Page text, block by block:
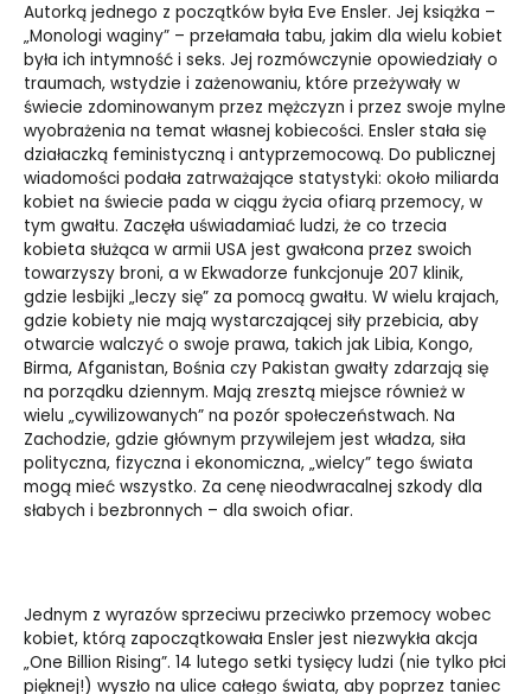
Autorką jednego z początków była Eve Ensler. Jej książka –
„Monologi waginy” – przełamała tabu, jakim dla wielu kobiet
była ich intymność i seks. Jej rozmówczynie opowiedziały o
traumach, wstydzie i zażenowaniu, które przeżywały w
świecie zdominowanym przez mężczyzn i przez swoje mylne
wyobrażenia na temat własnej kobiecości. Ensler stała się
działaczką feministyczną i antyprzemocową. Do publicznej
wiadomości podała zatrważające statystyki: około miliarda
kobiet na świecie pada w ciągu życia ofiarą przemocy, w
tym gwałtu. Zaczęła uświadamiać ludzi, że co trzecia
kobieta służąca w armii USA jest gwałcona przez swoich
towarzyszy broni, a w Ekwadorze funkcjonuje 207 klinik,
gdzie lesbijki „leczy się” za pomocą gwałtu. W wielu krajach,
gdzie kobiety nie mają wystarczającej siły przebicia, aby
otwarcie walczyć o swoje prawa, takich jak Libia, Kongo,
Birma, Afganistan, Bośnia czy Pakistan gwałty zdarzają się
na porządku dziennym. Mają zresztą miejsce również w
wielu „cywilizowanych” na pozór społeczeństwach. Na
Zachodzie, gdzie głównym przywilejem jest władza, siła
polityczna, fizyczna i ekonomiczna, „wielcy” tego świata
mogą mieć wszystko. Za cenę nieodwracalnej szkody dla
słabych i bezbronnych – dla swoich ofiar.
Jednym z wyrazów sprzeciwu przeciwko przemocy wobec
kobiet, którą zapoczątkowała Ensler jest niezwykła akcja
„One Billion Rising”. 14 lutego setki tysięcy ludzi (nie tylko płci
pięknej!) wyszło na ulice całego świata, aby poprzez taniec